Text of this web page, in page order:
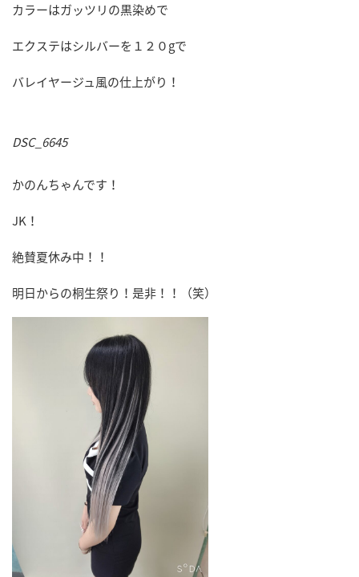
カラーはガッツリの黒染めで
エクステはシルバーを１２０gで
バレイヤージュ風の仕上がり！
DSC_6645
かのんちゃんです！
JK！
絶賛夏休み中！！
明日からの桐生祭り！是非！！（笑）